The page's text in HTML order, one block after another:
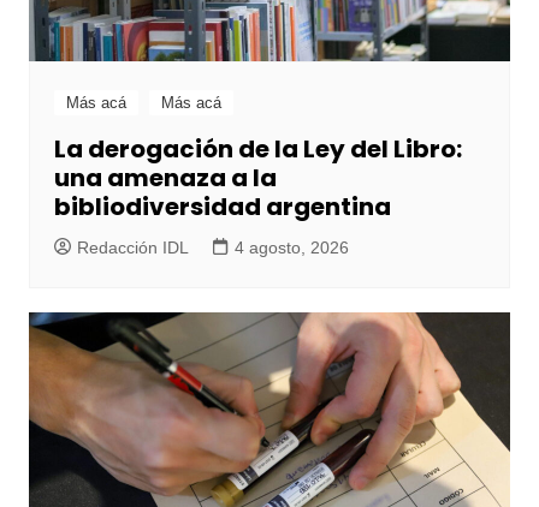
Más acá Más acá
La derogación de la Ley del Libro:
una amenaza a la
bibliodiversidad argentina
Redacción IDL 4 agosto, 2026